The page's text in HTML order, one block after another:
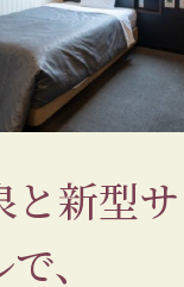
と新型
、